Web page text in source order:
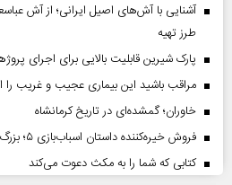
آشنایی با آش‌های اصیل ایرانی؛ از آش
طرز تهیه
پارک شیرین قابلیت‌ بالایی برای اجرای
مراقب باشید این بیماری عجیب و غریب را
خاوران؛ گمشده‌ای در تاریخ کرمانشاه
فروش خیره‌کننده داستان اسباب‌بازی ۵؛ بزرگ‌ترین افتتاحیه سال برای پیکسار
کتابی که شما را به مکث دعوت می‌کند